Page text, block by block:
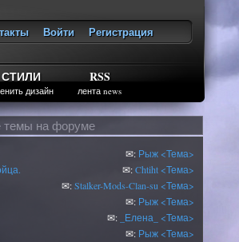
Войти
Регистрация
СТИЛИ
дизайн
RSS
лента news
на форуме
✉: Рыж <Тема>
✉:Chtiht <Тема>
✉:Stalker-Mods-Clan-su <Тема>
✉: Рыж <Тема>
✉:
_Елена_
<Тема>
✉: Рыж <Тема>